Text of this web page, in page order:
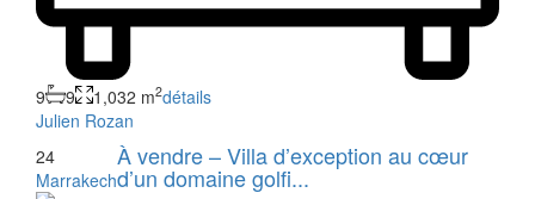
9 9 1,032 m2détails
Julien Rozan
24
Marrakech
À vendre – Villa d’exception au cœur
d’un domaine golfi...